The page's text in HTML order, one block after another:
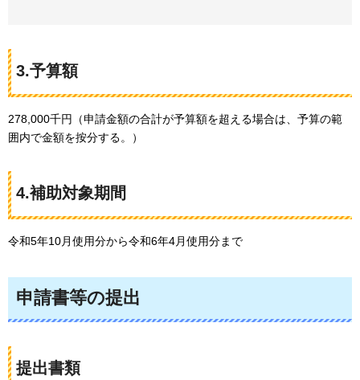
3.予算額
278,000千円（申請金額の合計が予算額を超える場合は、予算の範
囲内で金額を按分する。）
4.補助対象期間
令和5年10月使用分から令和6年4月使用分まで
申請書等の提出
提出書類